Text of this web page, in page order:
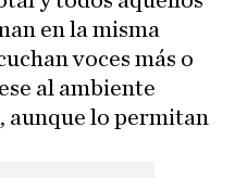
en la misma
voces más o
al ambiente
aunque lo permitan